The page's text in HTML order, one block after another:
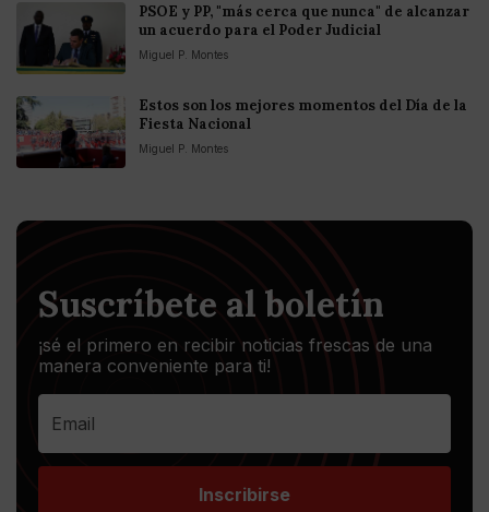
PSOE y PP, "más cerca que nunca" de alcanzar
un acuerdo para el Poder Judicial
Miguel P. Montes
Estos son los mejores momentos del Día de la
Fiesta Nacional
Miguel P. Montes
Suscríbete al boletín
¡sé el primero en recibir noticias frescas de una
manera conveniente para ti!
Inscribirse